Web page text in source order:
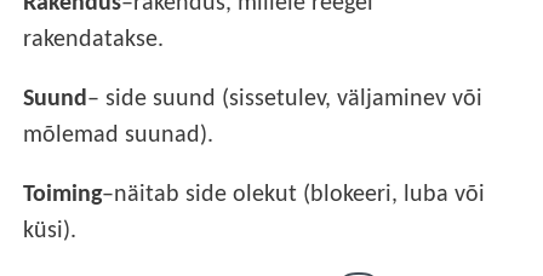
rakendatakse.
Suund – side suund (sissetulev, väljaminev või
mõlemad suunad).
Toiming–näitab side olekut (blokeeri, luba või
küsi).